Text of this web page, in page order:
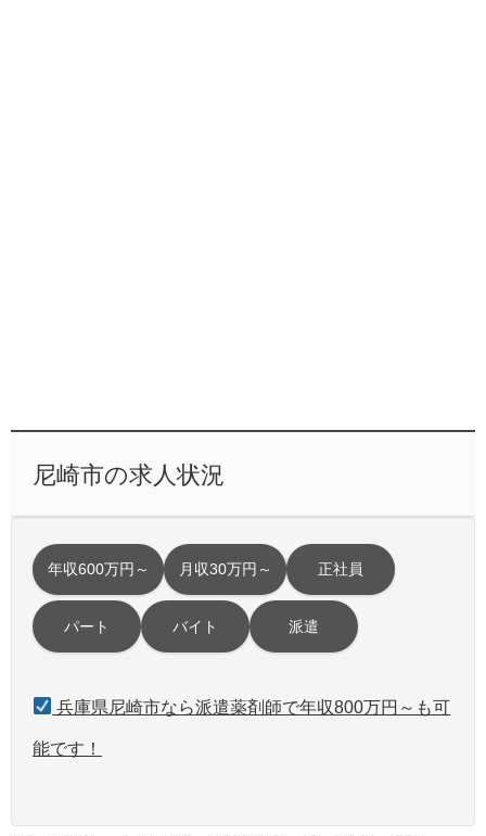
尼崎市の求人状況
年収600万円～ 月収30万円～ 正社員
パート バイト 派遣
兵庫県尼崎市なら派遣薬剤師で年収800万円～も可
能です！